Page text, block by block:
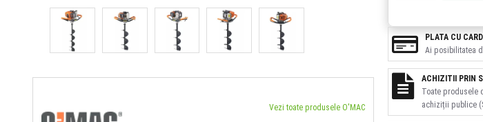
Vezi toate produsele O'MAC
PLATA CU
Ai posibilitatea
ACHIZITII PRIN
Toate produsele
achiziții publice